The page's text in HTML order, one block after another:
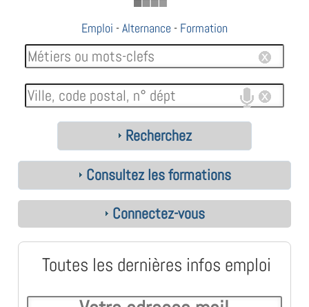
Emploi -Alternance - Formation
Recherchez
Consultez les formations
Connectez-vous
Toutes les dernières infos emploi